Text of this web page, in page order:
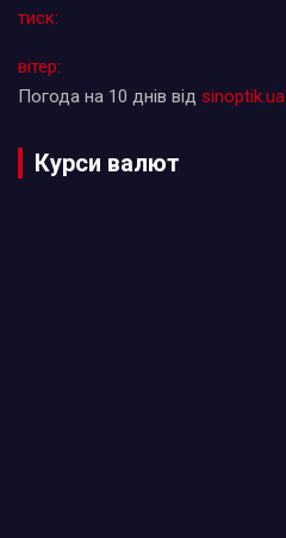
тиск:
вітер:
Погода на 10 днів від sinoptik.ua
Курси валют